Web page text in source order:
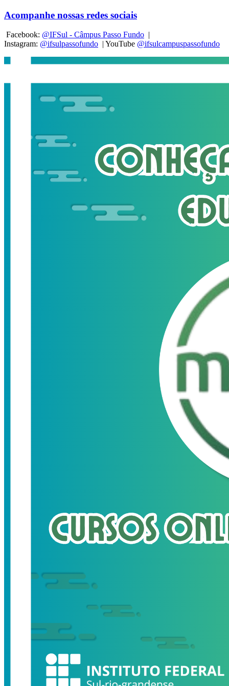
Acompanhe nossas redes sociais
Facebook: @IFSul - Câmpus Passo Fundo
Instagram: @ifsulpassofundo | YouTube @ifsulcampuspassofundo